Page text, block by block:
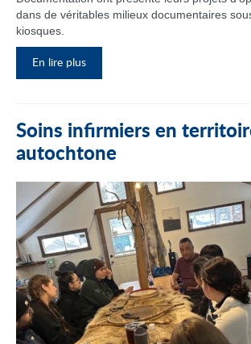
dans de véritables milieux documentaires
kiosques.
En lire plus
Soins infirmiers en
autochtone